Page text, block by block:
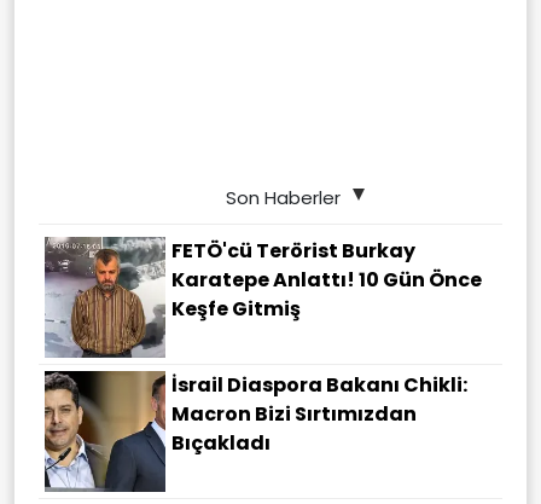
Son Haberler
FETÖ'cü Terörist Burkay
Karatepe Anlattı! 10 Gün Önce
Keşfe Gitmiş
İsrail Diaspora Bakanı Chikli:
Macron Bizi Sırtımızdan
Bıçakladı